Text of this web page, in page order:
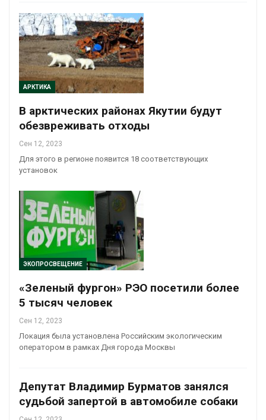
АРКТИКА
В арктических районах Якутии будут
обезвреживать отходы
Сен 12, 2023
Для этого в регионе появится 18 соответствующих
установок
ЭКОПРОСВЕЩЕНИЕ
«Зеленый фургон» РЭО посетили более
5 тысяч человек
Сен 12, 2023
Локация была установлена Российским экологическим
оператором в рамках Дня города Москвы
Депутат Владимир Бурматов занялся
судьбой запертой в автомобиле собаки